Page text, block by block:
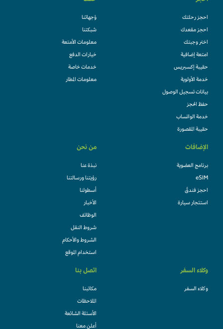
احجز رحلتك
احجز مقعدك
اختر وجبتك
امتعة إضافية
حقيبة إكسبريس
خدمة الأولوية
بيانات تسجيل الوصول
حفظ الحجز
خدمة الواتساب
حقيبة المقصورة
وُجهاتنا
شبكتنا
معلومات الأمتعة
خيارات الدفع
خدمات خاصة
معلومات المطار
الإضافات
برنامج العضوية
eSIM
احجز فندقً
استئجار سيارة
من نحن
نبذة عنا
رؤيتنا ورسالتنا
أسطولنا
الأخبار
الوظائف
شروط النقل
الشروط والأحكام
استخدام الموقع
وكلاء السفر
وكلاء السفر
اتصل بنا
مكاتبنا
الملاحظات
الأسئلة الشائعة
أعلن معنا